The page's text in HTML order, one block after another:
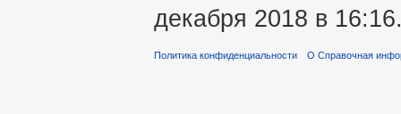
декабря 2018 в
Политика конфиденциальности О Справочная